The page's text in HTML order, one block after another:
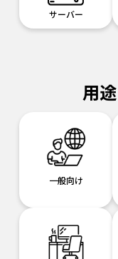
サーバー
用
一般向け